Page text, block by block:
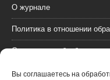
Вы соглашаетесь на
О журнале
Политика в отношении
Согласие на обработку
Пользовательское